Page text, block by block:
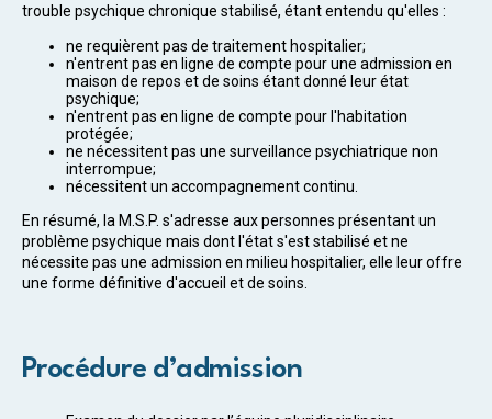
trouble psychique chronique stabilisé, étant entendu qu'elles :
ne requièrent pas de traitement hospitalier;
n'entrent pas en ligne de compte pour une admission en
maison de repos et de soins étant donné leur état
psychique;
n'entrent pas en ligne de compte pour l'habitation
protégée;
ne nécessitent pas une surveillance psychiatrique non
interrompue;
nécessitent un accompagnement continu.
En résumé, la M.S.P. s'adresse aux personnes présentant un
problème psychique mais dont l'état s'est stabilisé et ne
nécessite pas une admission en milieu hospitalier, elle leur offre
une forme définitive d'accueil et de soins.
Procédure d’admission